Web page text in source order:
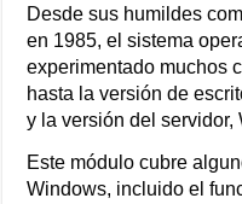
Desde sus humildes
en 1985, el sistema
experimentado muchos
hasta la versión de
y la versión del servidor,
Este módulo cubre
Windows, incluido el